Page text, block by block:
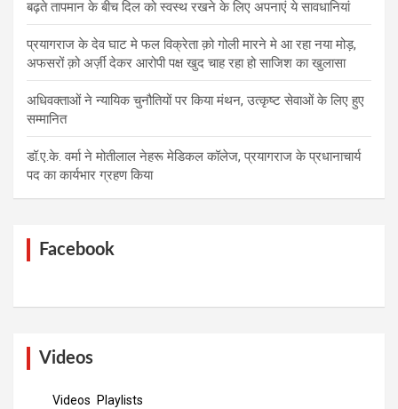
बढ़ते तापमान के बीच दिल को स्वस्थ रखने के लिए अपनाएं ये सावधानियां
प्रयागराज के देव घाट मे फल विक्रेता क़ो गोली मारने मे आ रहा नया मोड़,
अफसरों क़ो अर्ज़ी देकर आरोपी पक्ष खुद चाह रहा हो साजिश का खुलासा
अधिवक्ताओं ने न्यायिक चुनौतियों पर किया मंथन, उत्कृष्ट सेवाओं के लिए हुए
सम्मानित
डॉ.ए.के. वर्मा ने मोतीलाल नेहरू मेडिकल कॉलेज, प्रयागराज के प्रधानाचार्य
पद का कार्यभार ग्रहण किया
Facebook
Videos
Videos Playlists